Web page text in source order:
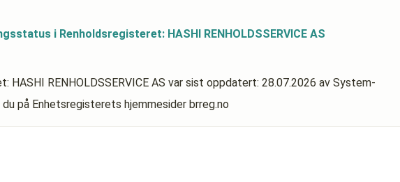
i Renholdsregisteret: HASHI RENHOLDSSERVICE AS
RENHOLDSSERVICE AS var sist oppdatert: 28.07.2026 av System-
på Enhetsregisterets hjemmesider brreg.no